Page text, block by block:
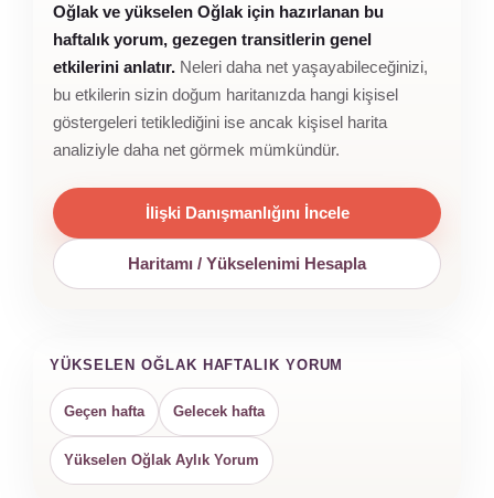
Oğlak ve yükselen Oğlak için hazırlanan bu
haftalık yorum, gezegen transitlerin genel
etkilerini anlatır. Neleri daha net yaşayabileceğinizi,
bu etkilerin sizin doğum haritanızda hangi kişisel
göstergeleri tetiklediğini ise ancak kişisel harita
analiziyle daha net görmek mümkündür.
İlişki Danışmanlığını İncele
Haritamı / Yükselenimi Hesapla
YÜKSELEN OĞLAK HAFTALIK YORUM
Geçen hafta Gelecek hafta
Yükselen Oğlak Aylık Yorum